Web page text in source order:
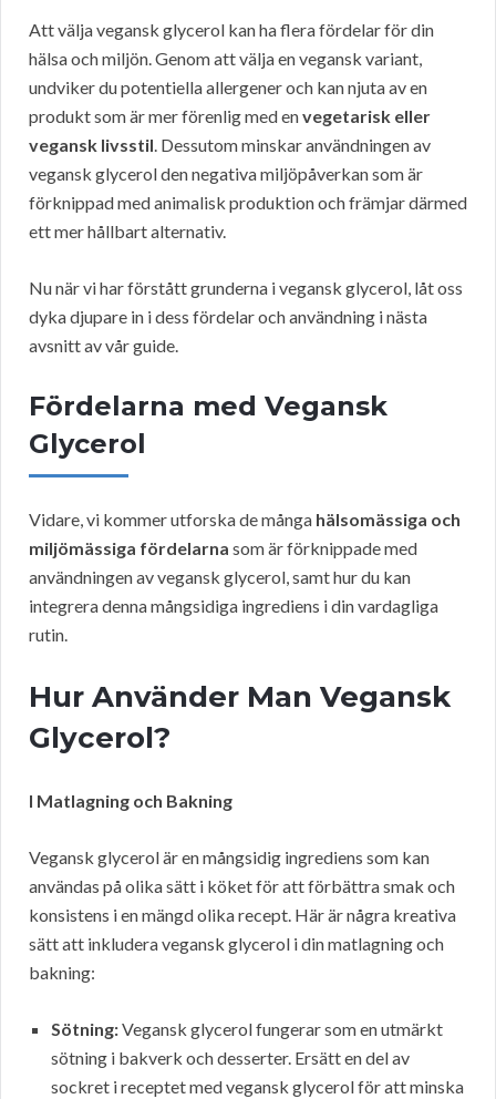
Att välja vegansk glycerol kan ha flera fördelar för din
hälsa och miljön. Genom att välja en vegansk variant,
undviker du potentiella allergener och kan njuta av en
produkt som är mer förenlig med envegetarisk eller
vegansk livsstil. Dessutom minskar användningen av
vegansk glycerol den negativa miljöpåverkan som är
förknippad med animalisk produktion och främjar därmed
ett mer hållbart alternativ.
Nu när vi har förstått grunderna i vegansk glycerol, låt oss
dyka djupare in i dess fördelar och användning i nästa
avsnitt av vår guide.
Fördelarna med Vegansk
Glycerol
Vidare, vi kommer utforska de många hälsomässiga och
miljömässiga fördelarna som är förknippade med
användningen av vegansk glycerol, samt hur du kan
integrera denna mångsidiga ingrediens i din vardagliga
rutin.
Hur Använder Man Vegansk
Glycerol?
I Matlagning och Bakning
Vegansk glycerol är en mångsidig ingrediens som kan
användas på olika sätt i köket för att förbättra smak och
konsistens i en mängd olika recept. Här är några kreativa
sätt att inkludera vegansk glycerol i din matlagning och
bakning:
Sötning:Vegansk glycerol fungerar som en utmärkt
sötning i bakverk och desserter. Ersätt en del av
sockret i receptet med vegansk glycerol för att minska